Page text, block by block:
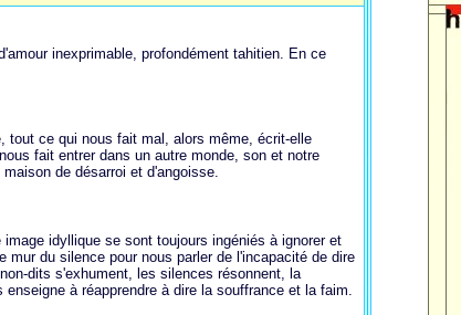
inexprimable, profondément tahitien. En ce
tout ce qui nous fait mal, alors même, écrit-elle
fait entrer dans un autre monde, son et notre
maison de désarroi et d'angoisse.
idyllique se sont toujours ingéniés à ignorer et
du silence pour nous parler de l'incapacité de dire
dits s'exhument, les silences résonnent, la
à réapprendre à dire la souffrance et la faim.